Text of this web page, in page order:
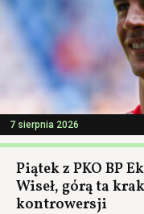
7 sierpnia 2026
Piątek z PKO BP
Wiseł, górą ta
kontrowersji